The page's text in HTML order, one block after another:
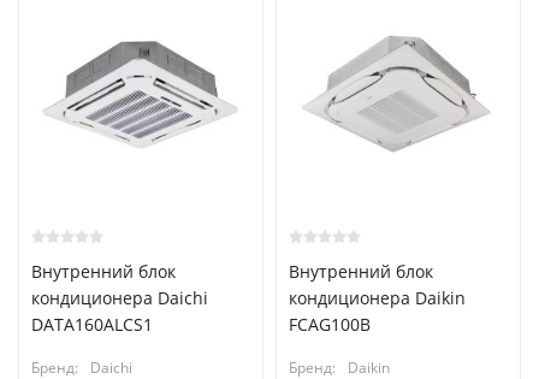
Внутренний блок
кондиционера Daichi
DATA160ALCS1
Бренд: Daichi
Внутренний блок
кондиционера Daikin
FCAG100B
Бренд: Daikin